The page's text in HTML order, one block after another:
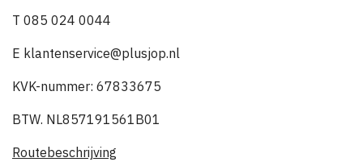
T 085 024 0044
E klantenservice@plusjop.nl
KVK-nummer: 67833675
BTW. NL857191561B01
Routebeschrijving